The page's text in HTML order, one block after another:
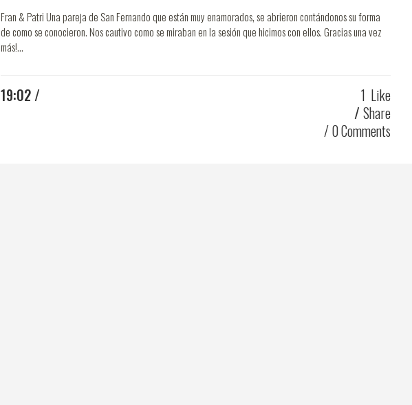
Fran & Patri Una pareja de San Fernando que están muy enamorados, se abrieron contándonos su forma
de como se conocieron. Nos cautivo como se miraban en la sesión que hicimos con ellos. Gracias una vez
más!...
19:02 / 1 Like
Share
0 Comments